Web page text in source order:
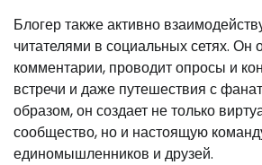
Блогер также активно
читателями в социальных сетях. Он
комментарии, проводит опросы и
встречи и даже путешествия с
образом, он создает не только
сообщество, но и настоящую
единомышленников и друзей.